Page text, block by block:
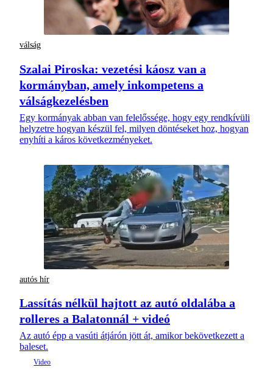
válság
Szalai Piroska: vezetési káosz van a
kormányban, amely inkompetens a
válságkezelésben
Egy kormányak abban van felelőssége, hogy egy rendkívüli
helyzetre hogyan készül fel, milyen döntéseket hoz, hogyan
enyhíti a káros következményeket.
autós hír
Lassítás nélkül hajtott az autó oldalába a
rolleres a Balatonnál + videó
Az autó épp a vasúti átjárón jött át, amikor bekövetkezett a
baleset.